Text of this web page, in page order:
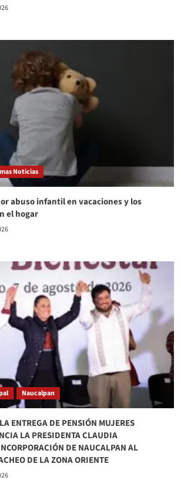
Noticias
abuso infantil en vacaciones y los
el hogar
Naucalpan
ENTREGA DE PENSIÓN MUJERES
LA PRESIDENTA CLAUDIA
DE NAUCALPAN AL
DE LA ZONA ORIENTE